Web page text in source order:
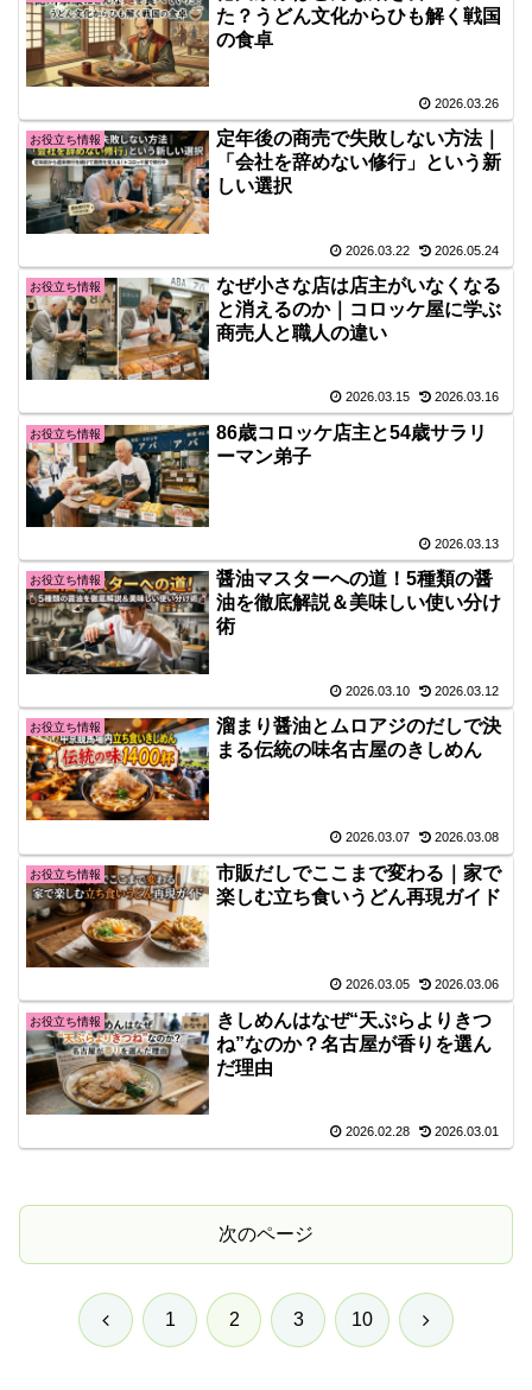
た？うどん文化からひも解く戦国
の食卓
2026.03.26
お役立ち情報
定年後の商売で失敗しない方法｜
「会社を辞めない修行」という新
しい選択
2026.03.22 2026.05.24
お役立ち情報
なぜ小さな店は店主がいなくなる
と消えるのか｜コロッケ屋に学ぶ
商売人と職人の違い
2026.03.15 2026.03.16
お役立ち情報
86歳コロッケ店主と54歳サラリ
ーマン弟子
2026.03.13
お役立ち情報
醤油マスターへの道！5種類の醤
油を徹底解説＆美味しい使い分け
術
2026.03.10 2026.03.12
お役立ち情報
溜まり醤油とムロアジのだしで決
まる伝統の味名古屋のきしめん
2026.03.07 2026.03.08
お役立ち情報
市販だしでここまで変わる｜家で
楽しむ立ち食いうどん再現ガイド
2026.03.05 2026.03.06
お役立ち情報
きしめんはなぜ“天ぷらよりきつ
ね”なのか？名古屋が香りを選ん
だ理由
2026.02.28 2026.03.01
次のページ
前 1 2 3 10 次